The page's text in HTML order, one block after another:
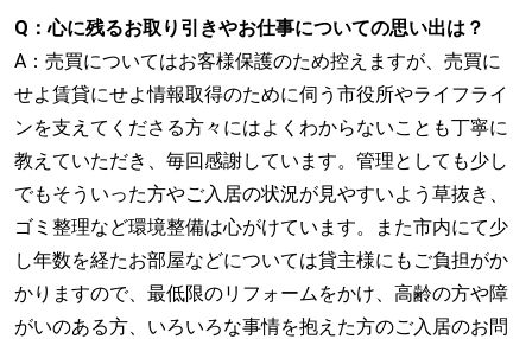
Q：心に残るお取り引きやお仕事についての思い出は？
A：売買についてはお客様保護のため控えますが、売買に
せよ賃貸にせよ情報取得のために伺う市役所やライフライ
ンを支えてくださる方々にはよくわからないことも丁寧に
教えていただき、毎回感謝しています。管理としても少し
でもそういった方やご入居の状況が見やすいよう草抜き、
ゴミ整理など環境整備は心がけています。また市内にて少
し年数を経たお部屋などについては貸主様にもご負担がか
かりますので、最低限のリフォームをかけ、高齢の方や障
がいのある方、いろいろな事情を抱えた方のご入居のお問